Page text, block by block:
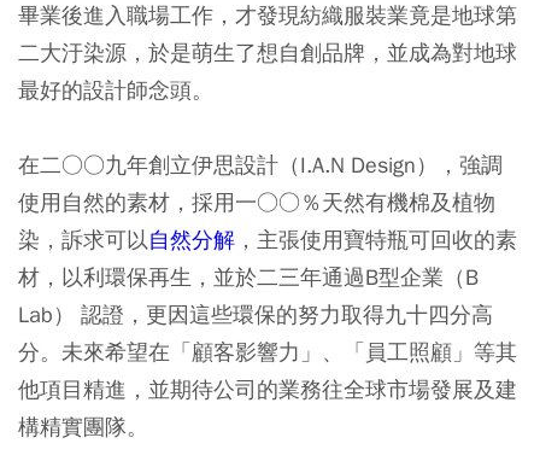
畢業後進入職場工作，才發現紡織服裝業竟是地球第
二大汙染源，於是萌生了想自創品牌，並成為對地球
最好的設計師念頭。
在二○○九年創立伊思設計（I.A.N Design），強調
使用自然的素材，採用一○○％天然有機棉及植物
染，訴求可以自然分解 ，主張使用寶特瓶可回收的素
材，以利環保再生，並於二三年通過B型企業（B
Lab） 認證，更因這些環保的努力取得九十四分高
分。未來希望在「顧客影響力」、「員工照顧」等其
他項目精進，並期待公司的業務往全球市場發展及建
構精實團隊。